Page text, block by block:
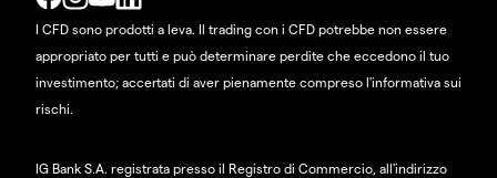
I CFD sono prodotti a leva. Il trading con i CFD potrebbe non essere
appropriato per tutti e può determinare perdite che eccedono il tuo
investimento; accertati di aver pienamente compreso l'informativa sui
rischi.
IG Bank S.A. registrata presso il Registro di Commercio, all'indirizzo